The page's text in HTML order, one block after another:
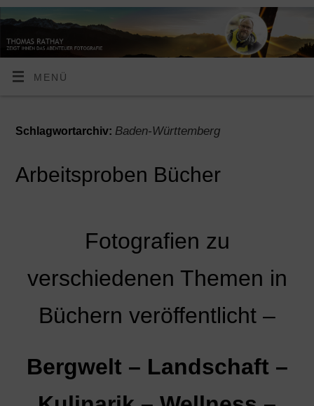
MENÜ
Schlagwortarchiv: Baden-Württemberg
Arbeitsproben Bücher
Fotografien zu
verschiedenen Themen in
Büchern veröffentlicht –
Bergwelt – Landschaft –